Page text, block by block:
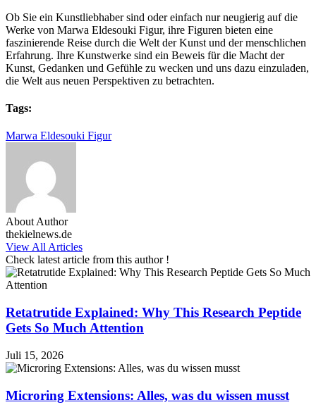
Ob Sie ein Kunstliebhaber sind oder einfach nur neugierig auf die
Werke von Marwa Eldesouki Figur, ihre Figuren bieten eine
faszinierende Reise durch die Welt der Kunst und der menschlichen
Erfahrung. Ihre Kunstwerke sind ein Beweis für die Macht der
Kunst, Gedanken und Gefühle zu wecken und uns dazu einzuladen,
die Welt aus neuen Perspektiven zu betrachten.
Tags:
Marwa Eldesouki Figur
About Author
thekielnews.de
View All Articles
Check latest article from this author !
Retatrutide Explained: Why This Research Peptide
Gets So Much Attention
Juli 15, 2026
Microring Extensions: Alles, was du wissen musst